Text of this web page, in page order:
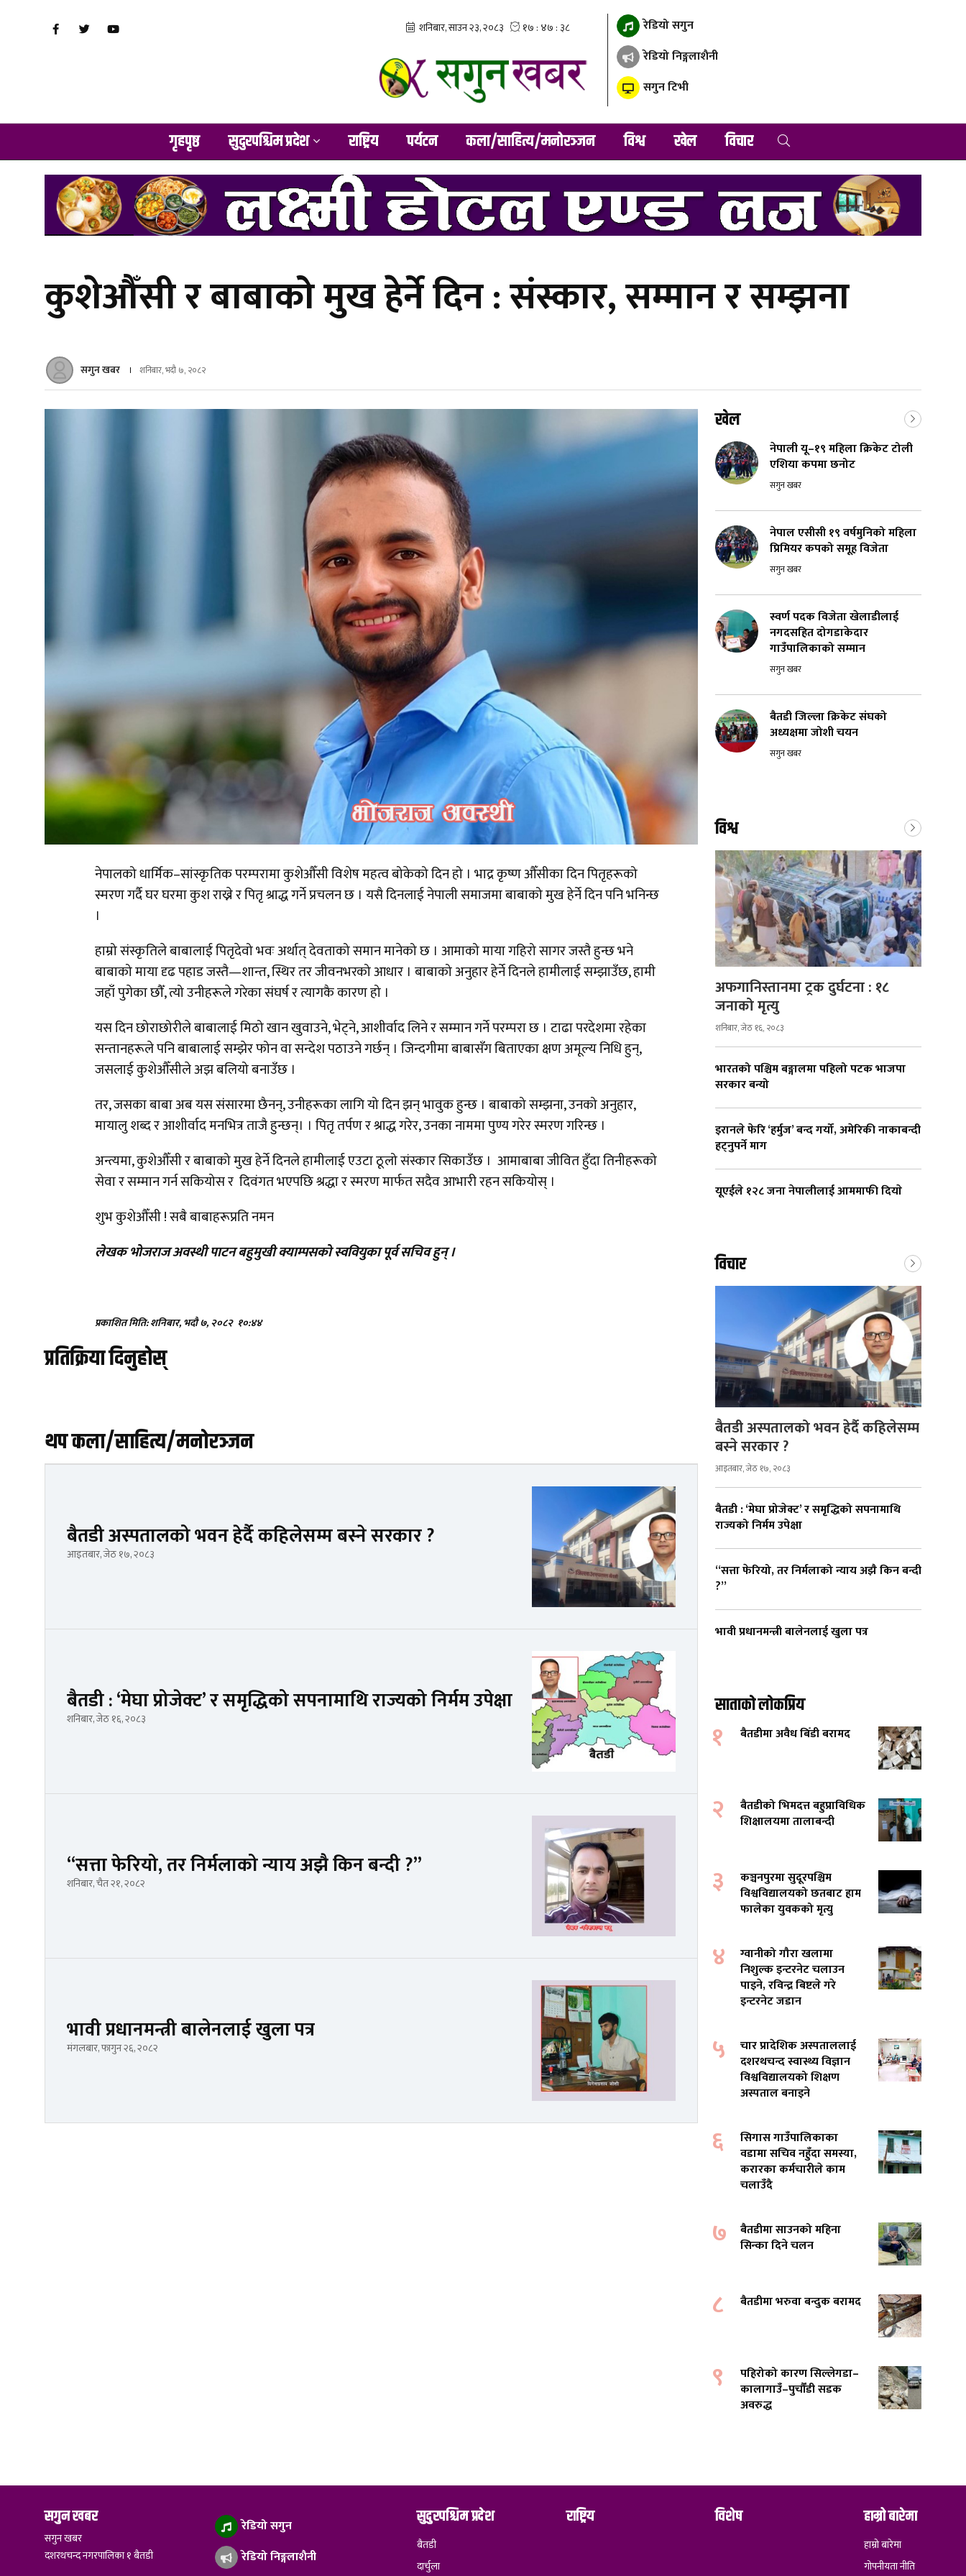
रेडियो सगुन
रेडियो निङ्गलाशैनी
सगुन टिभी
गृहपृष्ठ सुदुरपश्चिम प्रदेश राष्ट्रिय पर्यटन कला/साहित्य/मनोरञ्जन विश्व खेल विचार
कुशेऔँसी र बाबाको मुख हेर्ने दिन : संस्कार, सम्मान र सम्झना
सगुन खबर शनिबार, भदौ ७, २०८२
नेपालको धार्मिक–सांस्कृतिक परम्परामा कुशेऔँसी विशेष महत्व बोकेको दिन हो । भाद्र कृष्ण औँसीका दिन पितृहरूको
स्मरण गर्दै घर घरमा कुश राख्ने र पितृ श्राद्ध गर्ने प्रचलन छ । यसै दिनलाई नेपाली समाजमा बाबाको मुख हेर्ने दिन पनि भनिन्छ
।
हाम्रो संस्कृतिले बाबालाई पितृदेवो भवः अर्थात् देवताको समान मानेको छ । आमाको माया गहिरो सागर जस्तै हुन्छ भने
बाबाको माया दृढ पहाड जस्तै—शान्त, स्थिर तर जीवनभरको आधार । बाबाको अनुहार हेर्ने दिनले हामीलाई सम्झाउँछ, हामी
जहाँ पुगेका छौँ, त्यो उनीहरूले गरेका संघर्ष र त्यागकै कारण हो ।
यस दिन छोराछोरीले बाबालाई मिठो खान खुवाउने, भेट्ने, आशीर्वाद लिने र सम्मान गर्ने परम्परा छ । टाढा परदेशमा रहेका
सन्तानहरूले पनि बाबालाई सम्झेर फोन वा सन्देश पठाउने गर्छन् । जिन्दगीमा बाबासँग बिताएका क्षण अमूल्य निधि हुन्,
जसलाई कुशेऔँसीले अझ बलियो बनाउँछ ।
तर, जसका बाबा अब यस संसारमा छैनन्, उनीहरूका लागि यो दिन झन् भावुक हुन्छ । बाबाको सम्झना, उनको अनुहार,
मायालु शब्द र आशीर्वाद मनभित्र ताजै हुन्छन्। । पितृ तर्पण र श्राद्ध गरेर, उनका नाममा पुण्य गरेर स्मरण गरिन्छ ।
अन्त्यमा, कुशेऔँसी र बाबाको मुख हेर्ने दिनले हामीलाई एउटा ठूलो संस्कार सिकाउँछ । आमाबाबा जीवित हुँदा तिनीहरूको
सेवा र सम्मान गर्न सकियोस र दिवंगत भएपछि श्रद्धा र स्मरण मार्फत सदैव आभारी रहन सकियोस् ।
शुभ कुशेऔँसी ! सबै बाबाहरूप्रति नमन
लेखक भोजराज अवस्थी पाटन बहुमुखी क्याम्पसको स्ववियुका पूर्व सचिव हुन् ।
प्रकाशित मिति: शनिबार, भदौ ७, २०८२ १०:४४
प्रतिक्रिया दिनुहोस्
थप कला/साहित्य/मनोरञ्जन
बैतडी अस्पतालको भवन हेर्दै कहिलेसम्म बस्ने सरकार ?
आइतबार, जेठ १७, २०८३
बैतडी : ‘मेघा प्रोजेक्ट’ र समृद्धिको सपनामाथि राज्यको निर्मम उपेक्षा
शनिबार, जेठ १६, २०८३
“सत्ता फेरियो, तर निर्मलाको न्याय अझै किन बन्दी ?”
शनिबार, चैत २१, २०८२
भावी प्रधानमन्त्री बालेनलाई खुला पत्र
मंगलबार, फागुन २६, २०८२
खेल
नेपाली यू–१९ महिला क्रिकेट टोली
एशिया कपमा छनोट
सगुन खबर
नेपाल एसीसी १९ वर्षमुनिको महिला
प्रिमियर कपको समूह विजेता
सगुन खबर
स्वर्ण पदक विजेता खेलाडीलाई
नगदसहित दोगडाकेदार
गाउँपालिकाको सम्मान
सगुन खबर
बैतडी जिल्ला क्रिकेट संघको
अध्यक्षमा जोशी चयन
सगुन खबर
विश्व
अफगानिस्तानमा ट्रक दुर्घटना : १८
जनाको मृत्यु
शनिबार, जेठ १६, २०८३
भारतको पश्चिम बङ्गालमा पहिलो पटक भाजपा
सरकार बन्यो
इरानले फेरि ‘हर्मुज’ बन्द गर्यो, अमेरिकी नाकाबन्दी
हट्नुपर्ने माग
यूएईले १२८ जना नेपालीलाई आममाफी दियाे
विचार
बैतडी अस्पतालको भवन हेर्दै कहिलेसम्म
बस्ने सरकार ?
आइतबार, जेठ १७, २०८३
बैतडी : ‘मेघा प्रोजेक्ट’ र समृद्धिको सपनामाथि
राज्यको निर्मम उपेक्षा
“सत्ता फेरियो, तर निर्मलाको न्याय अझै किन बन्दी
?”
भावी प्रधानमन्त्री बालेनलाई खुला पत्र
साताको लोकप्रिय
१ बैतडीमा अवैध बिँडी बरामद
२
बैतडीको भिमदत्त बहुप्राविधिक
शिक्षालयमा तालाबन्दी
३
कञ्चनपुरमा सुदूरपश्चिम
विश्वविद्यालयको छतबाट हाम
फालेका युवकको मृत्यु
४
ग्वानीको गौरा खलामा
निशुल्क इन्टरनेट चलाउन
पाइने, रविन्द्र बिष्टले गरे
इन्टरनेट जडान
५
चार प्रादेशिक अस्पताललाई
दशरथचन्द स्वास्थ्य विज्ञान
विश्वविद्यालयको शिक्षण
अस्पताल बनाइने
६
सिगास गाउँपालिकाका
वडामा सचिव नहुँदा समस्या,
करारका कर्मचारीले काम
चलाउँदै
७
बैतडीमा साउनको महिना
सिन्का दिने चलन
८ बैतडीमा भरुवा बन्दुक बरामद
९
पहिरोको कारण सिल्लेगडा–
कालागाउँ–पुर्चौंडी सडक
अवरुद्ध
सगुन खबर
सगुन खबर
दशरथचन्द नगरपालिका १ बैतडी
रेडियो सगुन
रेडियो निङ्गलाशैनी
सुदुरपश्चिम प्रदेश
बैतडी
दार्चुला
राष्ट्रिय विशेष हाम्रो बारेमा
हाम्रो बारेमा
गोपनीयता नीति